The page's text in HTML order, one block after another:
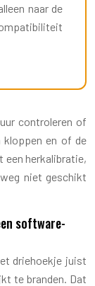
naar de
controleren of
kloppen en of de
herkalibratie,
niet geschikt
software-
driehoekje juist
te branden. Dat